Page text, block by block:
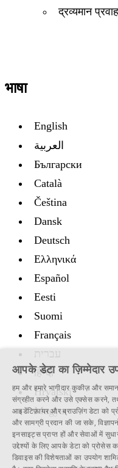
द्रव्यमान
भाषा
English
العربية
Български
Català
Čeština
Dansk
Deutsch
Ελληνικά
Español
Eesti
Suomi
Français
עברית
हिन्दी
Hrvatski
Magyar
आपके डेटा का ज़िम्मेदार
हम और हमारे भागीदार कुकीज़ और
संग्रहीत करने और उसे एक्सेस करने,
आइडेंटिफ़ायर और ब्राउज़िंग डेटा को
और सामग्री प्रदान की जा सके,
इनसाइट्स प्राप्त हों और सेवाओं में
उद्देश्यों के लिए आपके डेटा को
डिवाइस की विशेषताओं का उपयोग